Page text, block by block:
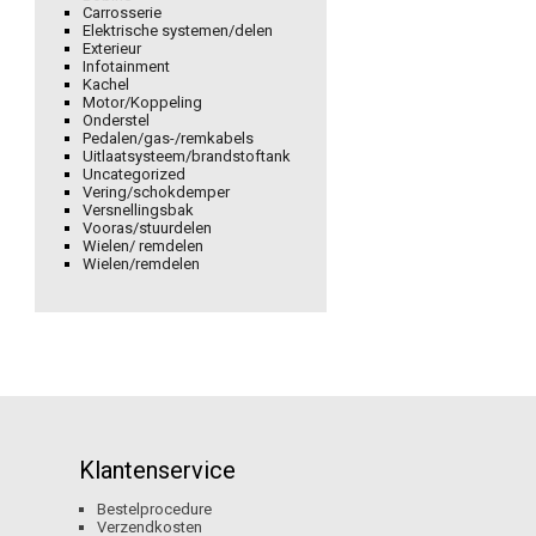
Carrosserie
Elektrische systemen/delen
Exterieur
Infotainment
Kachel
Motor/Koppeling
Onderstel
Pedalen/gas-/remkabels
Uitlaatsysteem/brandstoftank
Uncategorized
Vering/schokdemper
Versnellingsbak
Vooras/stuurdelen
Wielen/ remdelen
Wielen/remdelen
Klantenservice
Bestelprocedure
Verzendkosten